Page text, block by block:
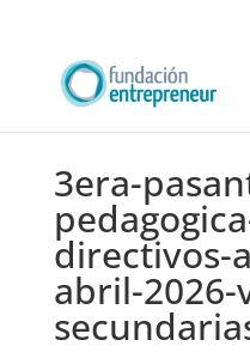
3era-
directivos-
abril-2026-